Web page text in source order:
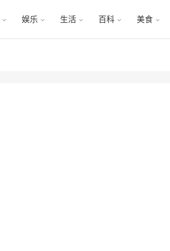
娱乐 生活 百科 美食